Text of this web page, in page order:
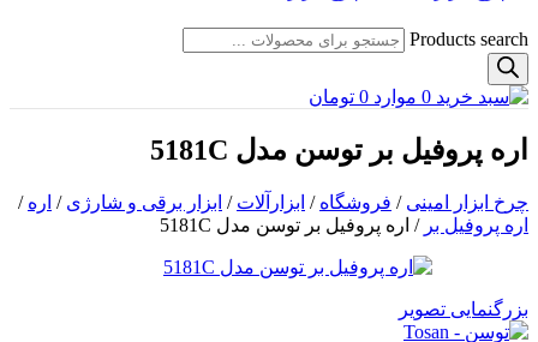
Products search
0 موارد 0 تومان
اره پروفیل بر توسن مدل 5181C
چرخ ابزار امینی / فروشگاه / ابزارآلات / ابزار برقی و شارژی / اره /
اره پروفیل بر / اره پروفیل بر توسن مدل 5181C
بزرگنمایی تصویر